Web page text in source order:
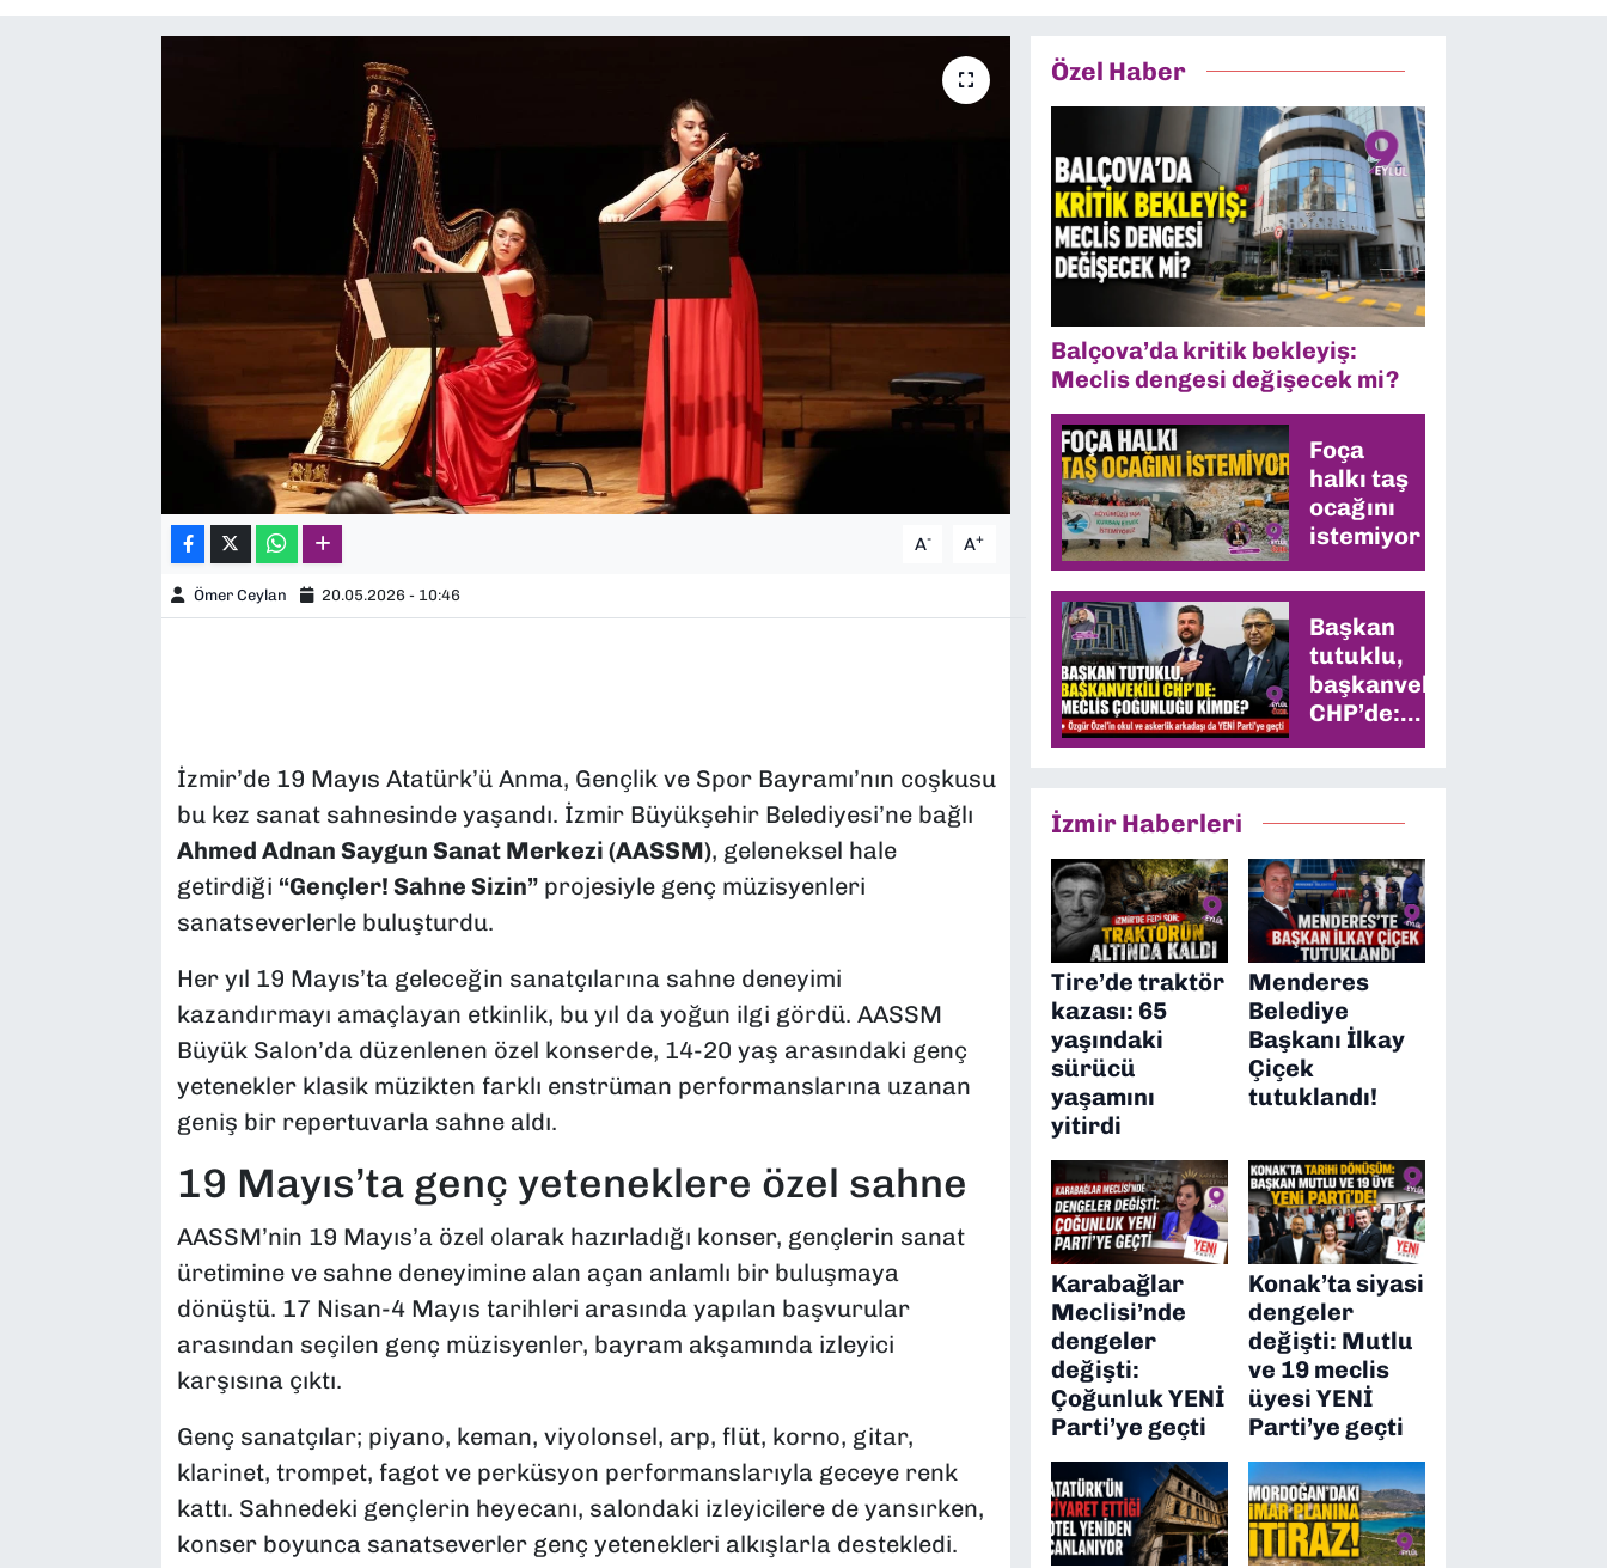
A- A+
Ömer Ceylan 20.05.2026 - 10:46
İzmir’de 19 Mayıs Atatürk’ü Anma, Gençlik ve Spor Bayramı’nın coşkusu
bu kez sanat sahnesinde yaşandı. İzmir Büyükşehir Belediyesi’ne bağlı
Ahmed Adnan Saygun Sanat Merkezi (AASSM), geleneksel hale
getirdiği “Gençler! Sahne Sizin”projesiyle genç müzisyenleri
sanatseverlerle buluşturdu.
Her yıl 19 Mayıs’ta geleceğin sanatçılarına sahne deneyimi
kazandırmayı amaçlayan etkinlik, bu yıl da yoğun ilgi gördü. AASSM
Büyük Salon’da düzenlenen özel konserde, 14-20 yaş arasındaki genç
yetenekler klasik müzikten farklı enstrüman performanslarına uzanan
geniş bir repertuvarla sahne aldı.
19 Mayıs’ta genç yeteneklere özel sahne
AASSM’nin 19 Mayıs’a özel olarak hazırladığı konser, gençlerin sanat
üretimine ve sahne deneyimine alan açan anlamlı bir buluşmaya
dönüştü. 17 Nisan-4 Mayıs tarihleri arasında yapılan başvurular
arasından seçilen genç müzisyenler, bayram akşamında izleyici
karşısına çıktı.
Genç sanatçılar; piyano, keman, viyolonsel, arp, flüt, korno, gitar,
klarinet, trompet, fagot ve perküsyon performanslarıyla geceye renk
kattı. Sahnedeki gençlerin heyecanı, salondaki izleyicilere de yansırken,
konser boyunca sanatseverler genç yetenekleri alkışlarla destekledi.
Özel Haber
Balçova’da kritik bekleyiş:
Meclis dengesi değişecek mi?
Foça
halkı taş
ocağını
istemiyor
Başkan
tutuklu,
başkanvekili
CHP’de:
Meclis
İzmir Haberleri
Tire’de traktör
kazası: 65
yaşındaki
sürücü
yaşamını
yitirdi
Menderes
Belediye
Başkanı İlkay
Çiçek
tutuklandı!
Karabağlar
Meclisi’nde
dengeler
değişti:
Çoğunluk YENİ
Parti’ye geçti
Konak’ta siyasi
dengeler
değişti: Mutlu
ve 19 meclis
üyesi YENİ
Parti’ye geçti